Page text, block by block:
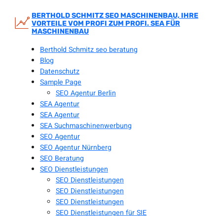
Inhalt
springen
BERTHOLD SCHMITZ SEO MASCHINENBAU, IHRE
VORTEILE VOM PROFI ZUM PROFI. SEA FÜR
MASCHINENBAU
Berthold Schmitz seo beratung
Blog
Datenschutz
Sample Page
SEO Agentur Berlin
SEA Agentur
SEA Agentur
SEA Suchmaschinenwerbung
SEO Agentur
SEO Agentur Nürnberg
SEO Beratung
SEO Dienstleistungen
SEO Dienstleistungen
SEO Dienstleistungen
SEO Dienstleistungen
SEO Dienstleistungen für SIE